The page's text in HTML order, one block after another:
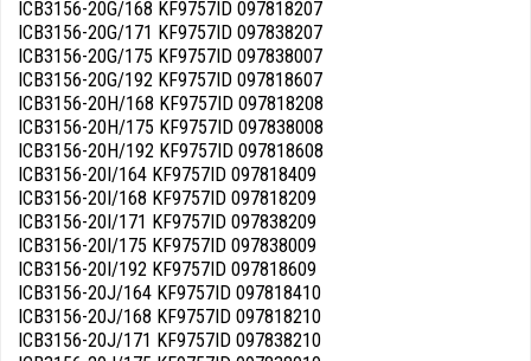
ICB3156-20G/168 KF9757ID 097818207
ICB3156-20G/171 KF9757ID 097838207
ICB3156-20G/175 KF9757ID 097838007
ICB3156-20G/192 KF9757ID 097818607
ICB3156-20H/168 KF9757ID 097818208
ICB3156-20H/175 KF9757ID 097838008
ICB3156-20H/192 KF9757ID 097818608
ICB3156-20I/164 KF9757ID 097818409
ICB3156-20I/168 KF9757ID 097818209
ICB3156-20I/171 KF9757ID 097838209
ICB3156-20I/175 KF9757ID 097838009
ICB3156-20I/192 KF9757ID 097818609
ICB3156-20J/164 KF9757ID 097818410
ICB3156-20J/168 KF9757ID 097818210
ICB3156-20J/171 KF9757ID 097838210